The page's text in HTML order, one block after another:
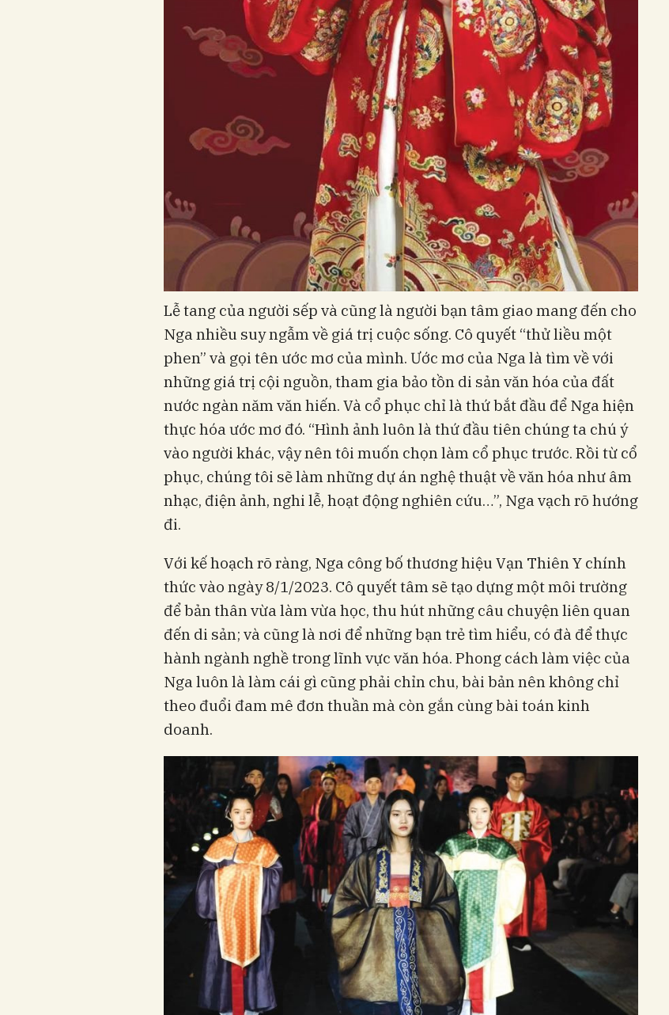
Lễ tang của người sếp và cũng là người bạn tâm giao mang đến cho
Nga nhiều suy ngẫm về giá trị cuộc sống. Cô quyết “thử liều một
phen” và gọi tên ước mơ của mình. Ước mơ của Nga là tìm về với
những giá trị cội nguồn, tham gia bảo tồn di sản văn hóa của đất
nước ngàn năm văn hiến. Và cổ phục chỉ là thứ bắt đầu để Nga hiện
thực hóa ước mơ đó. “Hình ảnh luôn là thứ đầu tiên chúng ta chú ý
vào người khác, vậy nên tôi muốn chọn làm cổ phục trước. Rồi từ cổ
phục, chúng tôi sẽ làm những dự án nghệ thuật về văn hóa như âm
nhạc, điện ảnh, nghi lễ, hoạt động nghiên cứu…”, Nga vạch rõ hướng
đi.
Với kế hoạch rõ ràng, Nga công bố thương hiệu Vạn Thiên Y chính
thức vào ngày 8/1/2023. Cô quyết tâm sẽ tạo dựng một môi trường
để bản thân vừa làm vừa học, thu hút những câu chuyện liên quan
đến di sản; và cũng là nơi để những bạn trẻ tìm hiểu, có đà để thực
hành ngành nghề trong lĩnh vực văn hóa. Phong cách làm việc của
Nga luôn là làm cái gì cũng phải chỉn chu, bài bản nên không chỉ
theo đuổi đam mê đơn thuần mà còn gắn cùng bài toán kinh
doanh.